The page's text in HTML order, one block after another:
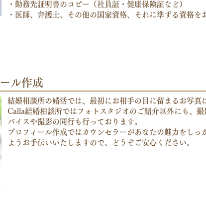
・勤務先証明書のコピー（社員証・健康保険証など）
・医師、弁護士、その他の国家資格、それに準ずる資格
ル作成
結婚相談所の婚活では、最初にお相手の目に留まるお写真
Calla結婚相談所ではフォトスタジオのご紹介以外にも、撮
バイスや撮影の同行も行っております。
プロフィール作成ではカウンセラーがあなたの魅力を​しっ
ようお手伝いいたしますので、どうぞご安心ください。